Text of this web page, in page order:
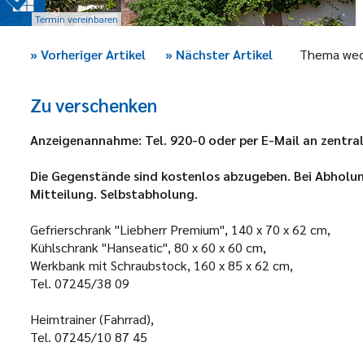
Termin vereinbaren
»Vorheriger Artikel » Nächster Artikel Thema
Zu verschenken
Anzeigenannahme: Tel. 920-0 oder per E-Mail an
Die Gegenstände sind kostenlos abzugeben. Bei
Mitteilung. Selbstabholung.
Gefrierschrank "Liebherr Premium", 140 x 70 x 62 cm,
Kühlschrank "Hanseatic", 80 x 60 x 60 cm,
Werkbank mit Schraubstock, 160 x 85 x 62 cm,
Tel. 07245/38 09
Heimtrainer (Fahrrad),
Tel. 07245/10 87 45